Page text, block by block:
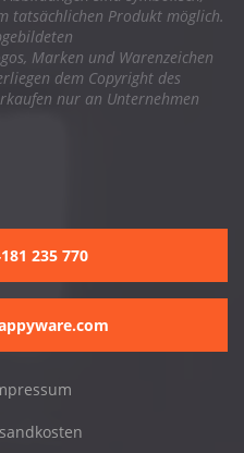
tatsächlichen Produkt möglich.
Marken und Warenzeichen
dem Copyright des
nur an Unternehmen
235 770